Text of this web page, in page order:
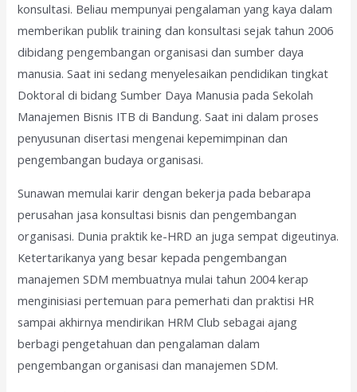
konsultasi. Beliau mempunyai pengalaman yang kaya dalam
memberikan publik training dan konsultasi sejak tahun 2006
dibidang pengembangan organisasi dan sumber daya
manusia. Saat ini sedang menyelesaikan pendidikan tingkat
Doktoral di bidang Sumber Daya Manusia pada Sekolah
Manajemen Bisnis ITB di Bandung. Saat ini dalam proses
penyusunan disertasi mengenai kepemimpinan dan
pengembangan budaya organisasi.
Sunawan memulai karir dengan bekerja pada bebarapa
perusahan jasa konsultasi bisnis dan pengembangan
organisasi. Dunia praktik ke-HRD an juga sempat digeutinya.
Ketertarikanya yang besar kepada pengembangan
manajemen SDM membuatnya mulai tahun 2004 kerap
menginisiasi pertemuan para pemerhati dan praktisi HR
sampai akhirnya mendirikan HRM Club sebagai ajang
berbagi pengetahuan dan pengalaman dalam
pengembangan organisasi dan manajemen SDM.